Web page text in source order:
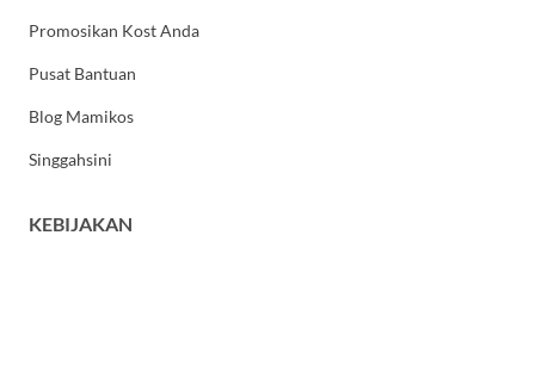
Promosikan Kost Anda
Pusat Bantuan
Blog Mamikos
Singgahsini
KEBIJAKAN